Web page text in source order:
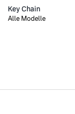
Key Chain
Alle Modelle